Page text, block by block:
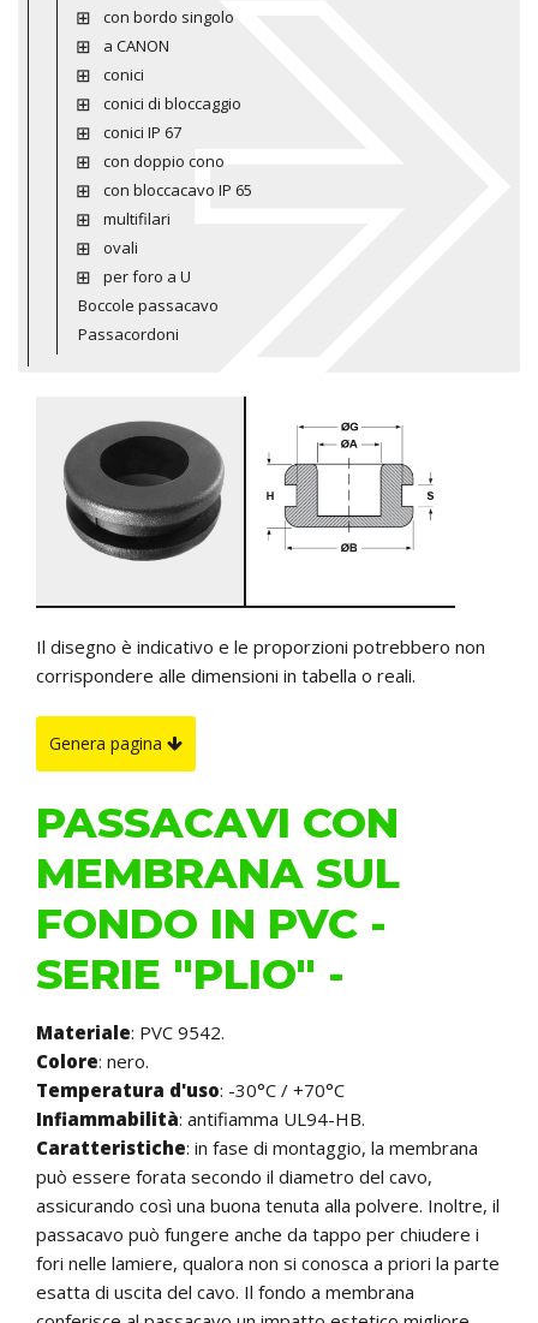
con bordo singolo
a CANON
conici
conici di bloccaggio
conici IP 67
con doppio cono
con bloccacavo IP 65
multifilari
ovali
per foro a U
Boccole passacavo
Passacordoni
Il disegno è indicativo e le proporzioni potrebbero non
corrispondere alle dimensioni in tabella o reali.
Genera pagina
PASSACAVI CON
MEMBRANA SUL
FONDO IN PVC -
SERIE "PLIO" -
Materiale: PVC 9542.
Colore: nero.
Temperatura d'uso: -30°C / +70°C
Infiammabilità: antifiamma UL94-HB.
Caratteristiche: in fase di montaggio, la membrana
può essere forata secondo il diametro del cavo,
assicurando così una buona tenuta alla polvere. Inoltre, il
passacavo può fungere anche da tappo per chiudere i
fori nelle lamiere, qualora non si conosca a priori la parte
esatta di uscita del cavo. Il fondo a membrana